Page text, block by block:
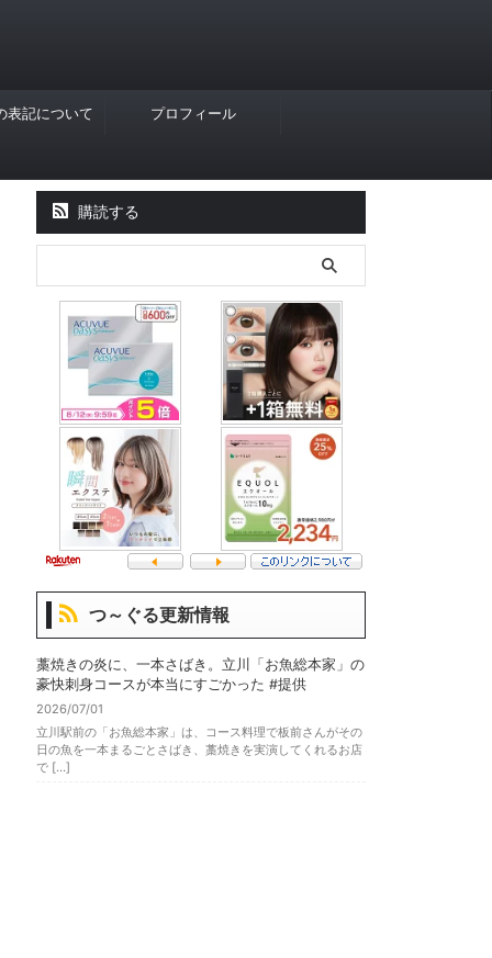
表記について プロフィール
購読する
つ～ぐる更新情報
藁焼きの炎に、一本さばき。立川「お魚総本家」の
豪快刺身コースが本当にすごかった #提供
2026/07/01
立川駅前の「お魚総本家」は、コース料理で板前さんがその
日の魚を一本まるごとさばき、藁焼きを実演してくれるお店
で […]